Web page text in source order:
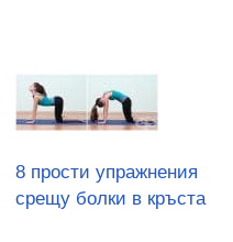
8 прости упражнения
срещу болки в кръста